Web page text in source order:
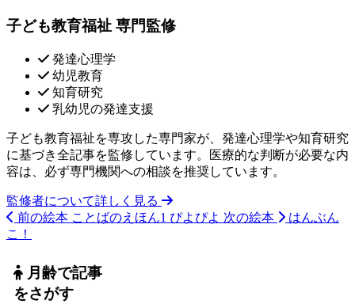
子ども教育福祉 専門監修
発達心理学
幼児教育
知育研究
乳幼児の発達支援
子ども教育福祉を専攻した専門家が、発達心理学や知育研究
に基づき全記事を監修しています。医療的な判断が必要な内
容は、必ず専門機関への相談を推奨しています。
監修者について詳しく見る
前の絵本 ことばのえほん1 ぴよぴよ 次の絵本
はんぶん
こ！
月齢で記事
をさがす